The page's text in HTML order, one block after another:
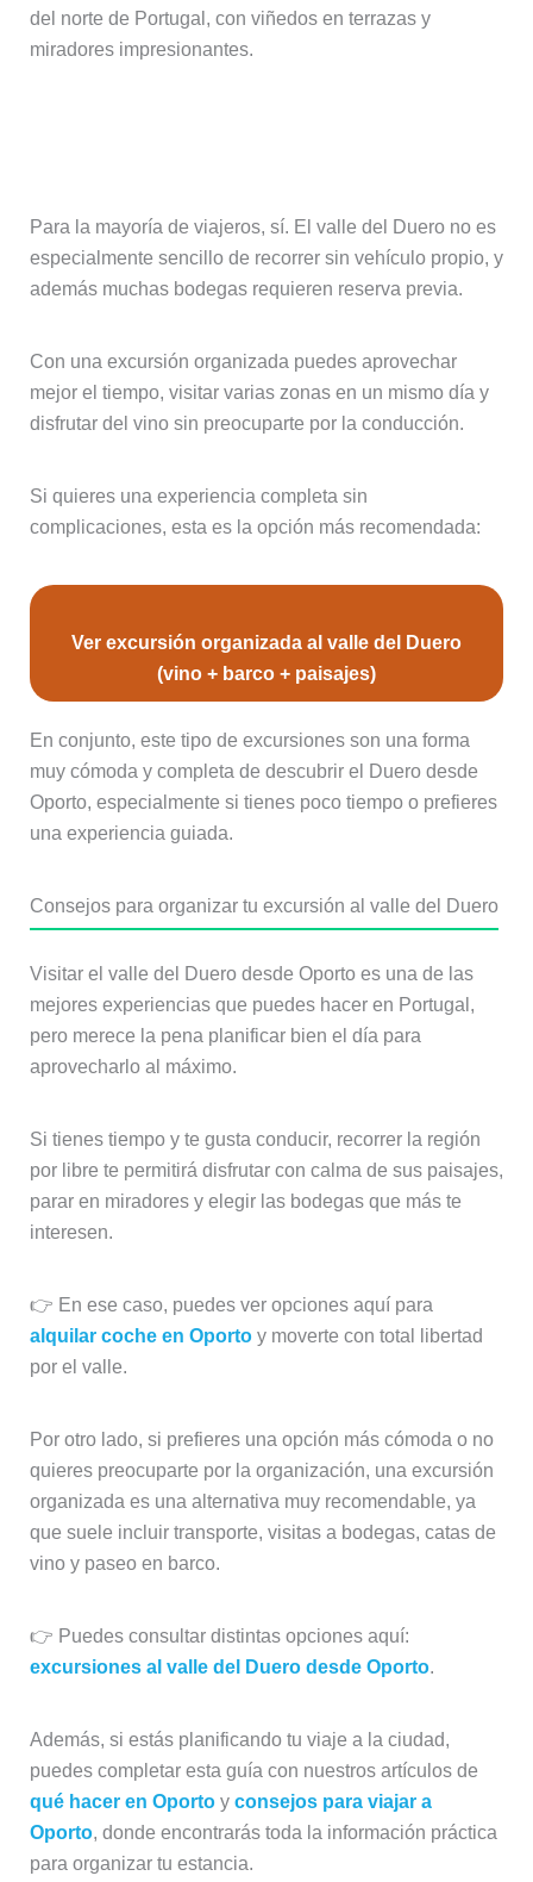
del norte de Portugal, con viñedos en terrazas y
miradores impresionantes.
Para la mayoría de viajeros, sí. El valle del Duero no es
especialmente sencillo de recorrer sin vehículo propio, y
además muchas bodegas requieren reserva previa.
Con una excursión organizada puedes aprovechar
mejor el tiempo, visitar varias zonas en un mismo día y
disfrutar del vino sin preocuparte por la conducción.
Si quieres una experiencia completa sin
complicaciones, esta es la opción más recomendada:
Ver excursión organizada al valle del Duero
(vino + barco + paisajes)
En conjunto, este tipo de excursiones son una forma
muy cómoda y completa de descubrir el Duero desde
Oporto, especialmente si tienes poco tiempo o prefieres
una experiencia guiada.
Consejos para organizar tu excursión al valle del Duero
Visitar el valle del Duero desde Oporto es una de las
mejores experiencias que puedes hacer en Portugal,
pero merece la pena planificar bien el día para
aprovecharlo al máximo.
Si tienes tiempo y te gusta conducir, recorrer la región
por libre te permitirá disfrutar con calma de sus paisajes,
parar en miradores y elegir las bodegas que más te
interesen.
👉 En ese caso, puedes ver opciones aquí para
alquilar coche en Oportoy moverte con total libertad
por el valle.
Por otro lado, si prefieres una opción más cómoda o no
quieres preocuparte por la organización, una excursión
organizada es una alternativa muy recomendable, ya
que suele incluir transporte, visitas a bodegas, catas de
vino y paseo en barco.
👉 Puedes consultar distintas opciones aquí:
excursiones al valle del Duero desde Oporto.
Además, si estás planificando tu viaje a la ciudad,
puedes completar esta guía con nuestros artículos de
qué hacer en Oportoy consejos para viajar a
Oporto, donde encontrarás toda la información práctica
para organizar tu estancia.